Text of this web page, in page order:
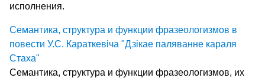
исполнения.
Семантика, структура и функции фразеологизмов в
повести У.С. Караткевіча "Дзікае паляванне караля
Стаха"
Семантика, структура и функции фразеологизмов, их